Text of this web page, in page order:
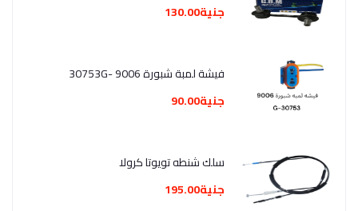
جنية130.00
فيشة لمبة شبورة 9006 -30753G
جنية90.00
سلك شنطه تويوتا كرولا
جنية195.00